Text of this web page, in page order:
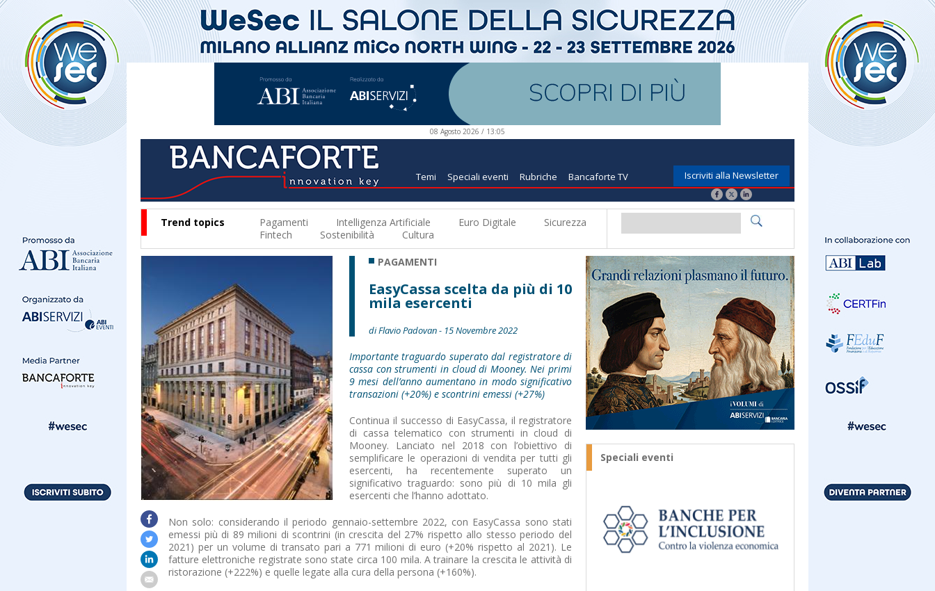
08 Agosto 2026 / 13:05
Temi Speciali eventi Rubriche Bancaforte TV Iscriviti alla Newsletter
Trend topics Pagamenti Intelligenza Artificiale Euro Digitale
Sicurezza
Fintech
Sostenibilità Cultura
PAGAMENTI
EasyCassa scelta da più di 10
mila esercenti
di Flavio Padovan - 15 Novembre 2022
Importante traguardo superato dal registratore di
cassa con strumenti in cloud di Mooney. Nei primi
9 mesi dell’anno aumentano in modo significativo
transazioni (+20%) e scontrini emessi (+27%)
Continua il successo di EasyCassa, il registratore
di cassa telematico con strumenti in cloud di
Mooney. Lanciato nel 2018 con l’obiettivo di
semplificare le operazioni di vendita per tutti gli
esercenti, ha recentemente superato un
significativo traguardo: sono più di 10 mila gli
esercenti che l’hanno adottato.
Non solo: considerando il periodo gennaio-settembre 2022, con EasyCassa sono stati
emessi più di 89 milioni di scontrini (in crescita del 27% rispetto allo stesso periodo del
2021) per un volume di transato pari a 771 milioni di euro (+20% rispetto al 2021). Le
fatture elettroniche registrate sono state circa 100 mila. A trainare la crescita le attività di
ristorazione (+222%) e quelle legate alla cura della persona (+160%).
Speciali eventi